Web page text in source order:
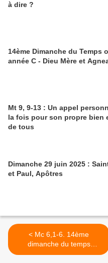
à dire ?
14ème Dimanche du Temps
année C - Dieu Mère et
Mt 9, 9-13 : Un appel
la fois pour son propre bien
de tous
Dimanche 29 juin 2025 :
et Paul, Apôtres
< Mc 6,1-6. 14ème
dimanche du temps
ordinaire 2009-B